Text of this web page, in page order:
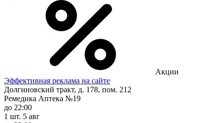
Акции
Эффективная реклама на сайте
Долгиновский тракт, д. 178, пом. 212
Ремедика Аптека №19
до 22:00
1 шт. 5 авг